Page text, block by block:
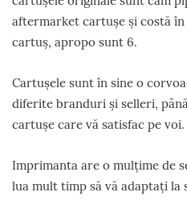
aftermarket cartușe și costă
cartuș, apropo sunt 6.
Cartușele sunt în sine o
diferite branduri și selleri,
cartușe care vă satisfac pe voi.
Imprimanta are o mulțime de
lua mult timp să vă adaptați